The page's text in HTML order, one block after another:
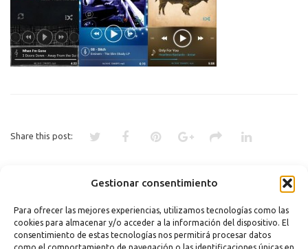
Gestionar consentimiento
Para ofrecer las mejores experiencias, utilizamos tecnologías como las
cookies para almacenar y/o acceder a la información del dispositivo. El
consentimiento de estas tecnologías nos permitirá procesar datos
Share this post:
DE MÚSICA PARA ANDROID
Comments are closed.